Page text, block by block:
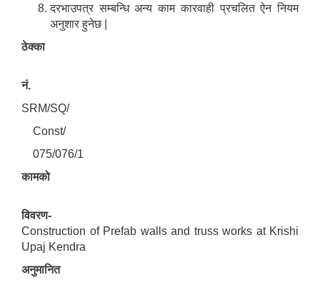
दरभाउपत्र सम्बन्धि अन्य काम कारवाही प्रचलित ऐन नियम
अनुशार हुनेछ |
ठेक्का
नं.
SRM/SQ/
Const/
075/076/1
कामको
विवरण-
Construction of Prefab walls and truss works at Krishi
Upaj Kendra
अनुमानित